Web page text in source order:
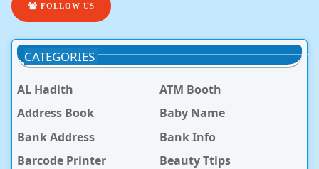
FOLLOW US
CATEGORIES
AL Hadith
ATM Booth
Address Book
Baby Name
Bank Address
Bank Info
Barcode Printer
Beauty Ttips